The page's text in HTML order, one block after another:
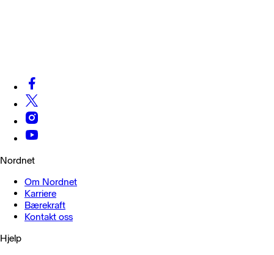
Nordnet
Om Nordnet
Karriere
Bærekraft
Kontakt oss
Hjelp